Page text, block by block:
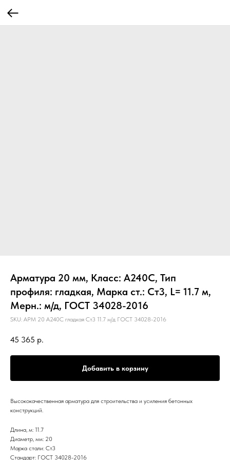
Арматура 20 мм, Класс: А240С, Тип
профиля: гладкая, Марка ст.: Ст3, L= 11.7 м,
Мерн.: м/д, ГОСТ 34028-2016
SKU: АРМ 20 А240С гладкая Ст3 11.7 м/д ГОСТ 34028-2016
45 365 р.
Добавить в корзину
Высококачественная арматура для строительства и усиления бетонных
конструкций.
Длина, м: 11.7
Диаметр, мм: 20
Марка стали: Ст3
Стандарт: ГОСТ 34028-2016